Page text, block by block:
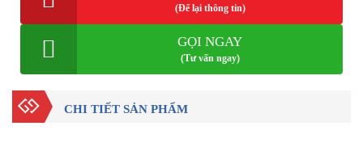
(Để lại thông tin)
GỌI NGAY
(Tư vấn ngay)
CHI TIẾT SẢN PHẨM